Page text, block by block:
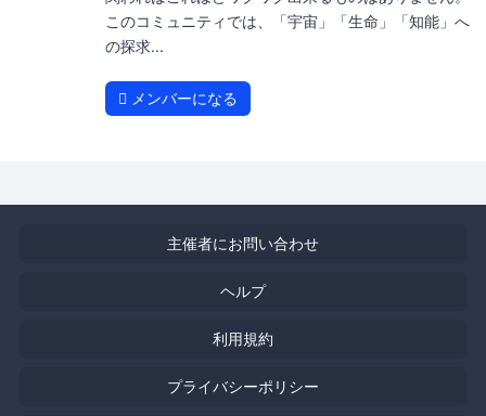
このコミュニティでは、「宇宙」「生命」「知能」へ
の探求...
メンバーになる
主催者にお問い合わせ
ヘルプ
利用規約
プライバシーポリシー